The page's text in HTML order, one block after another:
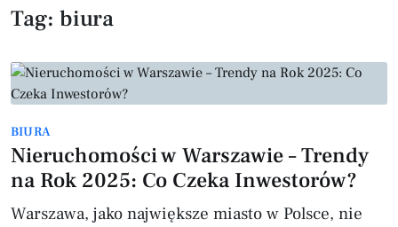
Tag: biura
BIURA
Nieruchomości w Warszawie – Trendy
na Rok 2025: Co Czeka Inwestorów?
Warszawa, jako największe miasto w Polsce, nie